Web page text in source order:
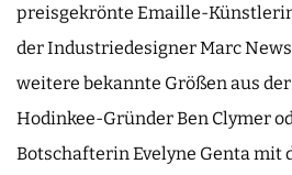
preisgekrönte Emaille-
der Industriedesigner Marc
weitere bekannte Größen aus
Hodinkee-Gründer Ben Clymer
Botschafterin Evelyne Genta mit